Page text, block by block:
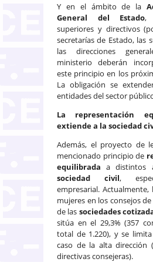
Y en el ámbito de la
General del Estado,
superiores y directivos
secretarías de Estado, las
las direcciones
ministerio deberán
este principio en los
La obligación se
entidades del sector
La representación
extiende a la sociedad
Además, el proyecto de
mencionado principio de
equilibrada a distintos
sociedad civil,
empresarial. Actualmente,
mujeres en los consejos
de las sociedades
sitúa en el 29,3% (357
total de 1.220), y se
caso de la alta dirección
directivas consejeras).